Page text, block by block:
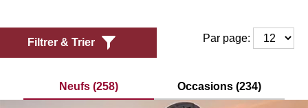
Filtrer & Trier Par page:
Neufs (258) Occasions (234)